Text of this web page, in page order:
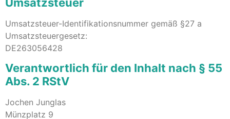
Umsatzsteuer-Identifikationsnummer gemäß §27 a
Umsatzsteuergesetz:
DE263056428
Verantwortlich für den Inhalt nach § 55
Abs. 2 RStV
Jochen Junglas
Münzplatz 9